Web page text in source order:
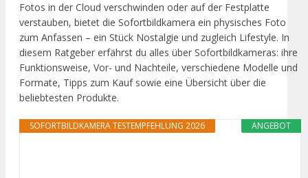
Fotos in der Cloud verschwinden oder auf der Festplatte
verstauben, bietet die Sofortbildkamera ein physisches Foto
zum Anfassen – ein Stück Nostalgie und zugleich Lifestyle. In
diesem Ratgeber erfährst du alles über Sofortbildkameras: ihre
Funktionsweise, Vor- und Nachteile, verschiedene Modelle und
Formate, Tipps zum Kauf sowie eine Übersicht über die
beliebtesten Produkte.
ANGEBOT
SOFORTBILDKAMERA TESTEMPFEHLUNG 2026